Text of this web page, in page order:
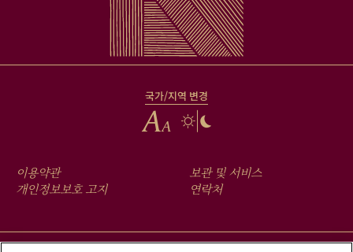
국가/지역 변경
FOOTER
MENU
이용약관
개인정보보호 고지 보관 및 서비스
연락처